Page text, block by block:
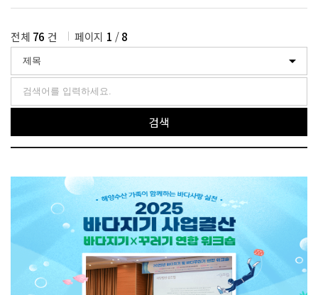
전체 76 건 페이지 1 /8
검색